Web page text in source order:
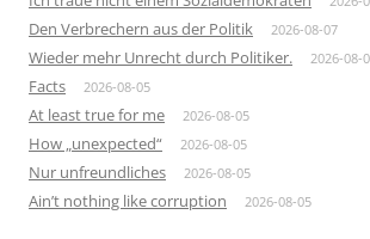
Den Verbrechern aus der Politik 2026-08-07
Wieder mehr Unrecht durch Politiker. 2026-08-
Facts 2026-08-05
At least true for me 2026-08-05
How „unexpected“ 2026-08-05
Nur unfreundliches 2026-08-05
Ain’t nothing like corruption 2026-08-05